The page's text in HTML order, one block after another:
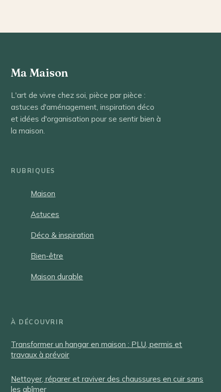
Ma Maison
L'art de vivre chez soi, pièce par pièce :
astuces d'aménagement, inspiration déco
et idées d'organisation pour se sentir bien à
la maison.
RUBRIQUES
Maison
Astuces
Déco & inspiration
Bien-être
Maison durable
À DÉCOUVRIR
Transformer un hangar en maison : PLU, permis et
travaux à prévoir
Nettoyer, réparer et raviver des chaussures en cuir sans
les abîmer